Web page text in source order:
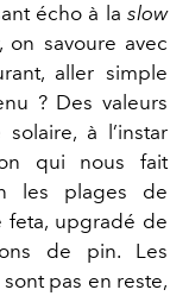
écho à la slow
savoure avec
aller simple
? Des valeurs
à l’instar
qui nous fait
les plages de
feta, upgradé de
de pin. Les
pas en reste,